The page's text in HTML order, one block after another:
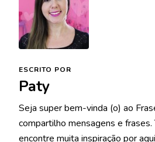
ESCRITO POR
Paty
Seja super bem-vinda (o) ao
compartilho mensagens e frases.
encontre muita inspiração por